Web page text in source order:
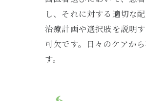
し、それに対する適切な
治療計画や選択肢を説明
可欠です。日々のケアか
す。